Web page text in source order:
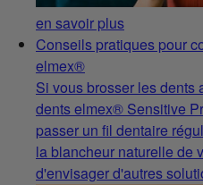
en savoir plus
Conseils pratiques pour
elmex®
Si vous brosser les dents
dents elmex® Sensitive
passer un fil dentaire
la blancheur naturelle de
d'envisager d'autres